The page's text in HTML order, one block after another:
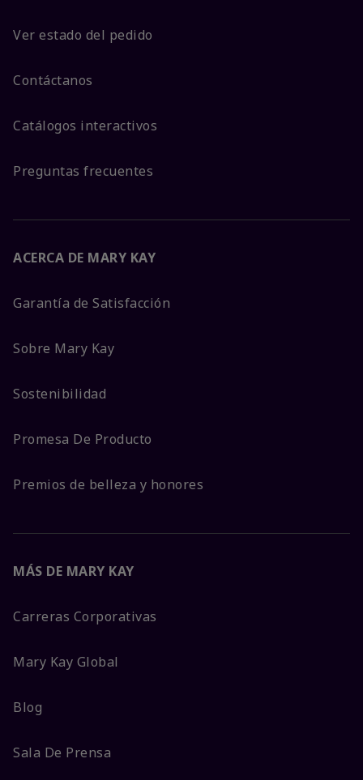
Ver estado del pedido
Contáctanos
Catálogos interactivos
Preguntas frecuentes
ACERCA DE MARY KAY
Garantía de Satisfacción
Sobre Mary Kay
Sostenibilidad
Promesa De Producto
Premios de belleza y honores
MÁS DE MARY KAY
Carreras Corporativas
Mary Kay Global
Blog
Sala De Prensa